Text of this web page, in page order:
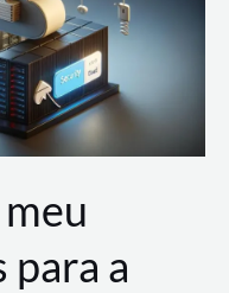
para a